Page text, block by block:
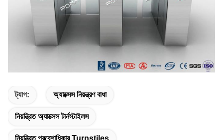
ট্যাগ: অ্যাক্সেস নিয়ন্ত্রণ বাধা
নিয়ন্ত্রিত অ্যাক্সেস টার্নস্টাইলস
নিয়ন্ত্রিত প্রবেশাধিকার Turnstiles